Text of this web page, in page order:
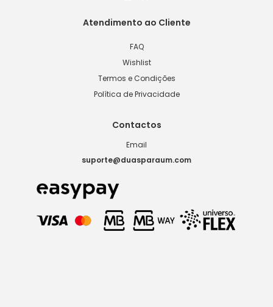
Atendimento ao Cliente
FAQ
Wishlist
Termos e Condições
Política de Privacidade
Contactos
Email
suporte@duasparaum.com